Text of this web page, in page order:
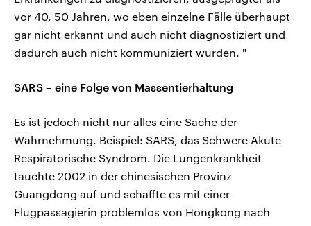
vor 40, 50 Jahren, wo eben einzelne Fälle überhaupt
gar nicht erkannt und auch nicht diagnostiziert und
dadurch auch nicht kommuniziert wurden. "
SARS – eine Folge von Massentierhaltung
Es ist jedoch nicht nur alles eine Sache der
Wahrnehmung. Beispiel: SARS, das Schwere Akute
Respiratorische Syndrom. Die Lungenkrankheit
tauchte 2002 in der chinesischen Provinz
Guangdong auf und schaffte es mit einer
Flugpassagierin problemlos von Hongkong nach